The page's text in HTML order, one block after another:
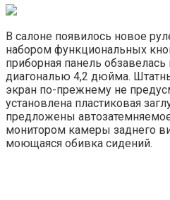
В салоне появилось новое
набором функциональных
приборная панель
диагональю 4,2 дюйма.
экран по-прежнему не
установлена пластиковая
предложены
монитором камеры заднего
моющаяся обивка сидений.